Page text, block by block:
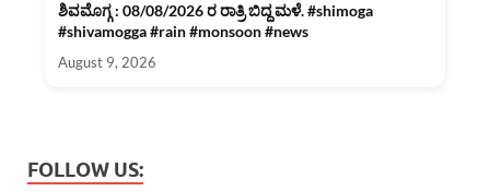
ಶಿವಮೊಗ್ಗ : 08/08/2026 ರ ರಾತ್ರಿ ಬಿದ್ದ ಮಳೆ. #shimoga
#shivamogga #rain #monsoon #news
August 9, 2026
FOLLOW US: